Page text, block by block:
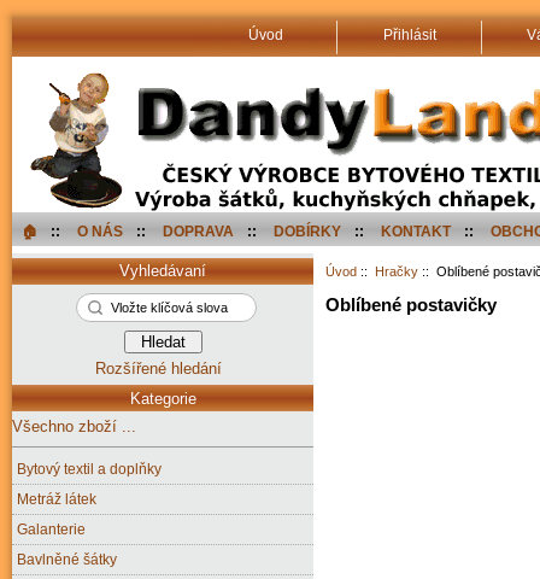
Úvod Přihlásit
🏠︎ :: O NÁS :: DOPRAVA :: DOBÍRKY :: KONTAKT ::
Úvod :: Hračky :: Oblíbené
Oblíbené postavičky
Vyhledávaní
Rozšířené hledání
Kategorie
Všechno zboží ...
Bytový textil a doplňky
Metráž látek
Galanterie
Bavlněné šátky